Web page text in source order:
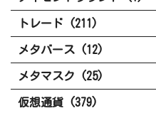
トレード (211)
メタバース (12)
メタマスク (25)
仮想通貨 (379)